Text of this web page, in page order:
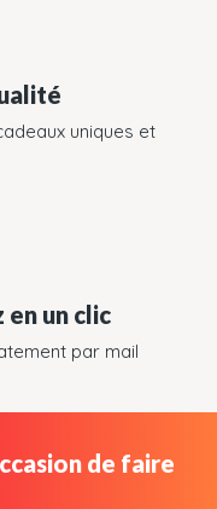
uniques et
un clic
par mail
de faire